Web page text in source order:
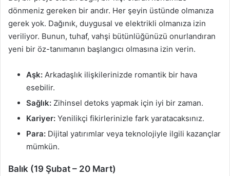
dönmeniz gereken bir andır. Her şeyin üstünde olmanıza
gerek yok. Dağınık, duygusal ve elektrikli olmanıza izin
veriliyor. Bunun, tuhaf, vahşi bütünlüğünüzü onurlandıran
yeni bir öz-tanımanın başlangıcı olmasına izin verin.
Aşk: Arkadaşlık ilişkilerinizde romantik bir hava
esebilir.
Sağlık: Zihinsel detoks yapmak için iyi bir zaman.
Kariyer: Yenilikçi fikirlerinizle fark yaratacaksınız.
Para: Dijital yatırımlar veya teknolojiyle ilgili kazançlar
mümkün.
Balık (19 Şubat – 20 Mart)